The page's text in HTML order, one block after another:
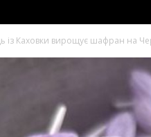
інформаційне
із Каховки вирощує шафран на